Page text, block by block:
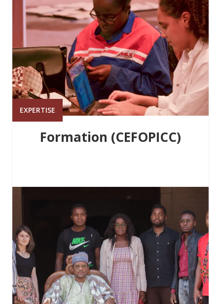
EXPERTISE
Formation (CEFOPICC)